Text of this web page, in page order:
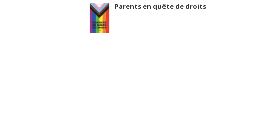
Parents en quête de droits